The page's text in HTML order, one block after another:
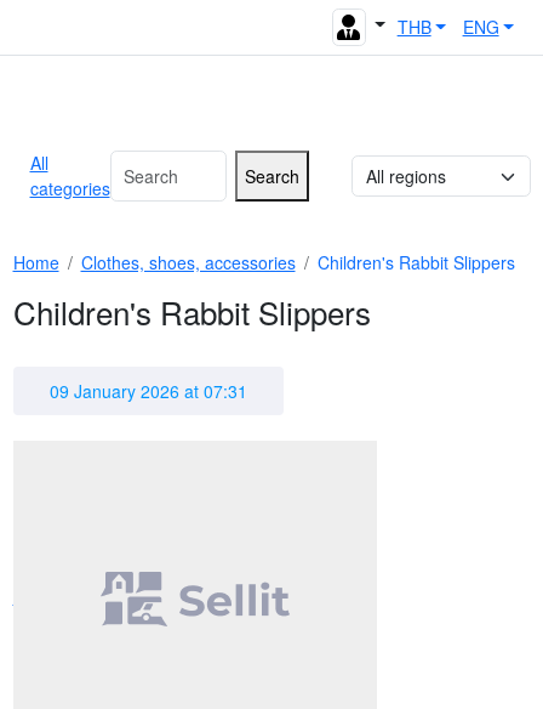
THB ENG
All
categories
Search
Home Clothes, shoes, accessories Children's Rabbit Slippers
Children's Rabbit Slippers
09 January 2026 at 07:31
บางแค กรุงเทพมหานคร ประเทศไทย
Show on map